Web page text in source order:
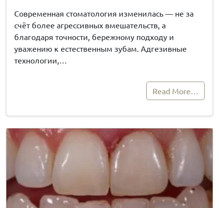
Современная стоматология изменилась — не за
счёт более агрессивных вмешательств, а
благодаря точности, бережному подходу и
уважению к естественным зубам. Адгезивные
технологии,…
Read More…